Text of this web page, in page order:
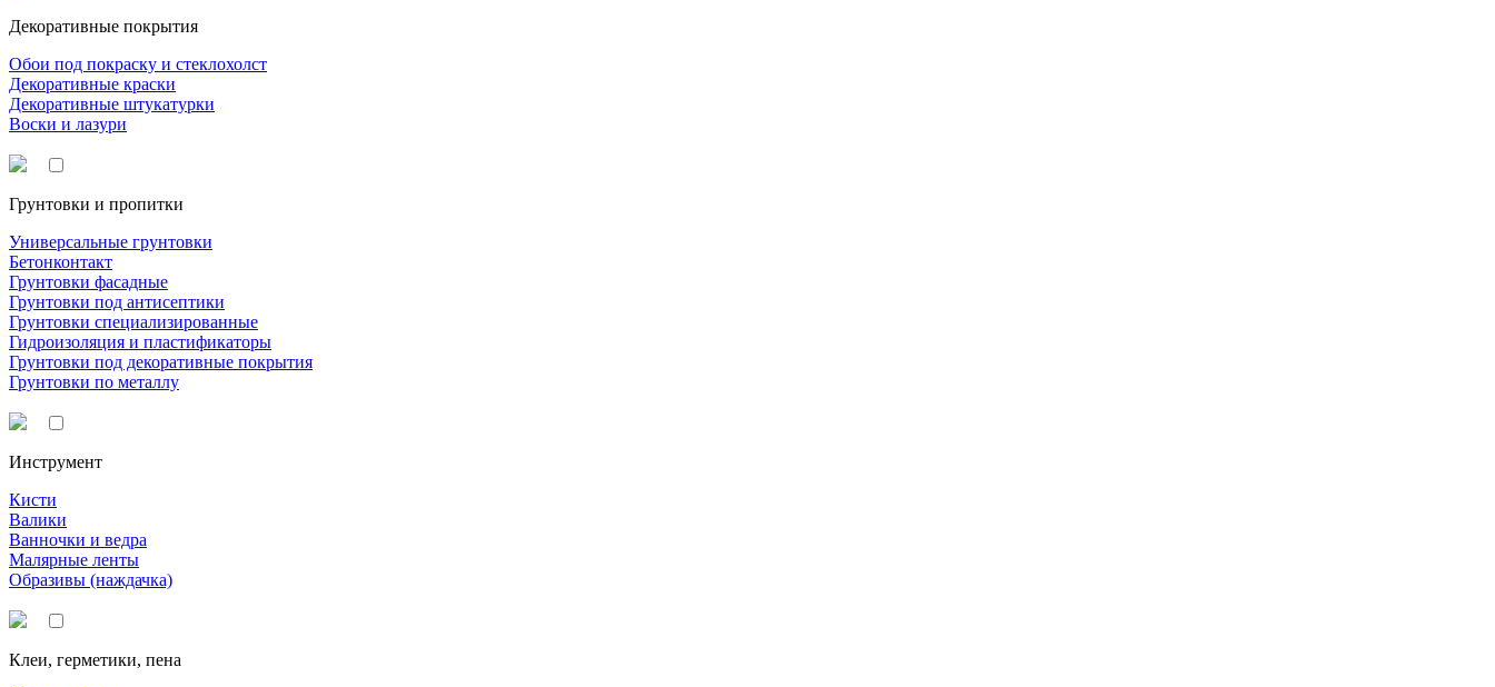
Декоративные покрытия
Обои под покраску и стеклохолст
Декоративные краски
Декоративные штукатурки
Воски и лазури
Грунтовки и пропитки
Универсальные грунтовки
Бетонконтакт
Грунтовки фасадные
Грунтовки под антисептики
Грунтовки специализированные
Гидроизоляция и пластификаторы
Грунтовки под декоративные покрытия
Грунтовки по металлу
Инструмент
Кисти
Валики
Ванночки и ведра
Малярные ленты
Образивы (наждачка)
Клеи, герметики, пена